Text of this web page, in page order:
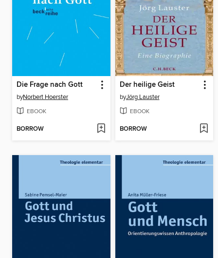
Die Frage nach Gott
byNorbert Hoerster
EBOOK
BORROW
Der heilige Geist
byJörg Lauster
EBOOK
BORROW